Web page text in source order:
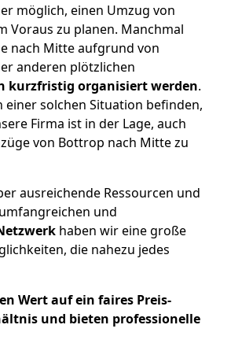
möglich, einen Umzug von
Voraus zu planen. Manchmal
nach Mitte aufgrund von
anderen plötzlichen
kurzfristig organisiert werden.
einer solchen Situation befinden,
Firma ist in der Lage, auch
von Bottrop nach Mitte zu
ausreichende Ressourcen und
und
haben wir eine große
die nahezu jedes
Wert auf ein faires Preis-
und bieten professionelle